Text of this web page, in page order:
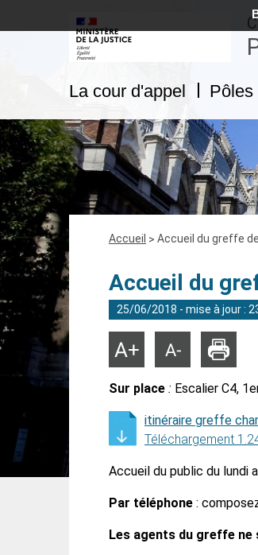
La cour d'appel Pôles
Fil
Accueil Accueil du greffe
Accueil du
25/06/2018 - mise à jour :
Agrandir
du
texte
Réduire
du
texte
Sur place : Escalier C4,
itinéraire greffe
Téléchargement
Accueil du public du lundi
Par téléphone :
Les agents du greffe